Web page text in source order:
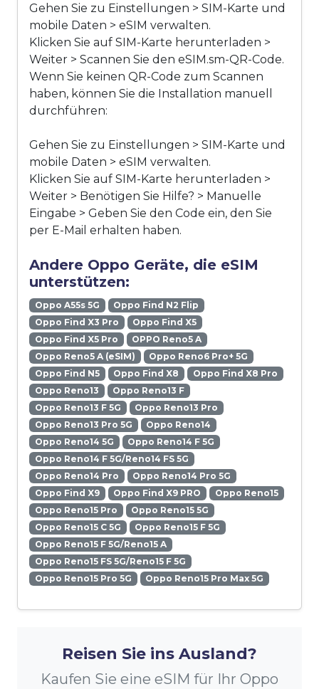
Gehen Sie zu Einstellungen > SIM-Karte und
mobile Daten > eSIM verwalten.
Klicken Sie auf SIM-Karte herunterladen >
Weiter > Scannen Sie den eSIM.sm-QR-Code.
Wenn Sie keinen QR-Code zum Scannen
haben, können Sie die Installation manuell
durchführen:
Gehen Sie zu Einstellungen > SIM-Karte und
mobile Daten > eSIM verwalten.
Klicken Sie auf SIM-Karte herunterladen >
Weiter > Benötigen Sie Hilfe? > Manuelle
Eingabe > Geben Sie den Code ein, den Sie
per E-Mail erhalten haben.
Andere Oppo Geräte, die eSIM
unterstützen:
Oppo A55s 5G
Oppo Find N2 Flip
Oppo Find X3 Pro
Oppo Find X5
Oppo Find X5 Pro
OPPO Reno5 A
Oppo Reno5 A (eSIM)
Oppo Reno6 Pro+ 5G
Oppo Find N5
Oppo Find X8
Oppo Find X8 Pro
Oppo Reno13
Oppo Reno13 F
Oppo Reno13 F 5G
Oppo Reno13 Pro
Oppo Reno13 Pro 5G
Oppo Reno14
Oppo Reno14 5G
Oppo Reno14 F 5G
Oppo Reno14 F 5G/Reno14 FS 5G
Oppo Reno14 Pro
Oppo Reno14 Pro 5G
Oppo Find X9
Oppo Find X9 PRO
Oppo Reno15
Oppo Reno15 Pro
Oppo Reno15 5G
Oppo Reno15 C 5G
Oppo Reno15 F 5G
Oppo Reno15 F 5G/Reno15 A
Oppo Reno15 FS 5G/Reno15 F 5G
Oppo Reno15 Pro 5G
Oppo Reno15 Pro Max 5G
Reisen Sie ins Ausland?
Kaufen Sie eine eSIM für Ihr Oppo